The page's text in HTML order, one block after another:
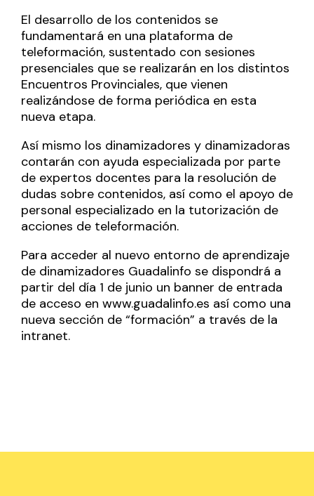
El desarrollo de los contenidos se
fundamentará en una plataforma de
teleformación, sustentado con sesiones
presenciales que se realizarán en los distintos
Encuentros Provinciales, que vienen
realizándose de forma periódica en esta
nueva etapa.
Así mismo los dinamizadores y dinamizadoras
contarán con ayuda especializada por parte
de expertos docentes para la resolución de
dudas sobre contenidos, así como el apoyo de
personal especializado en la tutorización de
acciones de teleformación.
Para acceder al nuevo entorno de aprendizaje
de dinamizadores Guadalinfo se dispondrá a
partir del día 1 de junio un banner de entrada
de acceso en www.guadalinfo.es así como una
nueva sección de “formación” a través de la
intranet.